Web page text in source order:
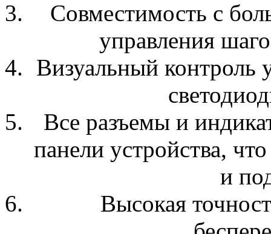
Совместимость с
управления
Визуальный контроль
Все разъемы и
панели устройства,
и
Высокая